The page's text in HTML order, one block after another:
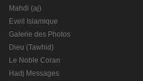
Mahdi (aj)
Eveil Islamique
Galerie des Photos
Dieu (Tawhid)
Le Noble Coran
Hadj Messages